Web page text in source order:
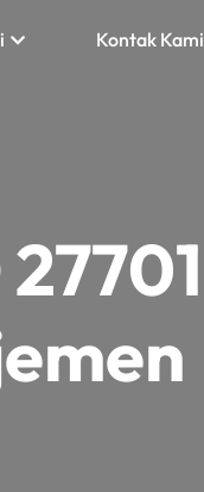
Kontak Kami